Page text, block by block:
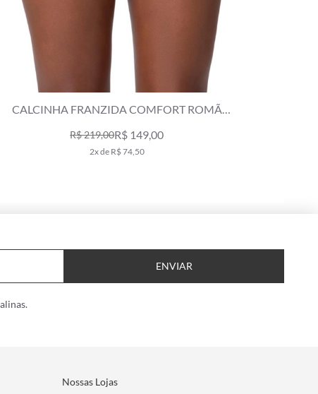
CALCINHA RETA ARGOLA CASTANHEIRA
R$ 169,00R$ 119,00
2x de R$ 59,50
ENVIAR
Nossas Lojas